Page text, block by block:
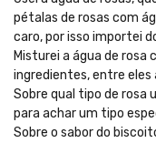
pétalas de rosas com
caro, por isso importei
Misturei a água de rosa
ingredientes, entre eles
Sobre qual tipo de rosa
para achar um tipo
Sobre o sabor do